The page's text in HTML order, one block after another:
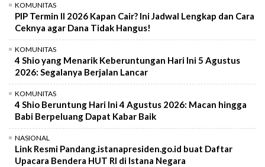
KOMUNITAS
PIP Termin II 2026 Kapan Cair? Ini Jadwal Lengkap dan Cara
Ceknya agar Dana Tidak Hangus!
KOMUNITAS
4 Shio yang Menarik Keberuntungan Hari Ini 5 Agustus
2026: Segalanya Berjalan Lancar
KOMUNITAS
4 Shio Beruntung Hari Ini 4 Agustus 2026: Macan hingga
Babi Berpeluang Dapat Kabar Baik
NASIONAL
Link Resmi Pandang.istanapresiden.go.id buat Daftar
Upacara Bendera HUT RI di Istana Negara